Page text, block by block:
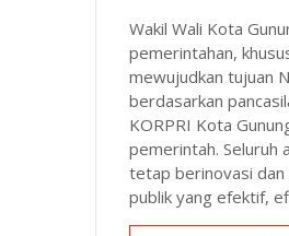
Wakil Wali Kota
pemerintahan,
mewujudkan tujuan
berdasarkan
KORPRI Kota
pemerintah. Seluruh
tetap berinovasi dan
publik yang efektif,